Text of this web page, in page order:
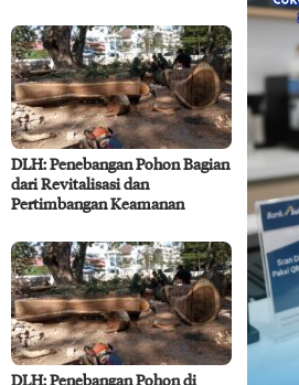
DLH: Penebangan Pohon Bagian
dari Revitalisasi dan
Pertimbangan Keamanan
DLH: Penebangan Pohon di